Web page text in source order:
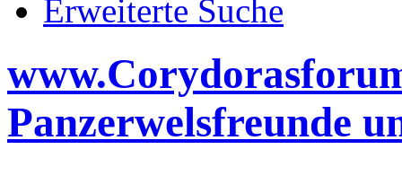
Erweiterte Suche
Panzerwelsfreunde